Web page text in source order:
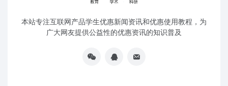
本站专注互联网产品学生优惠新闻资讯和优惠使用教程，为
广大网友提供公益性的优惠资讯的知识普及